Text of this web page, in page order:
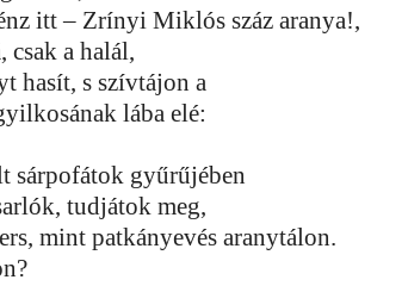
itt – Zrínyi Miklós száz aranya!,
csak a halál,
hasít, s szívtájon a
lába elé:
sárpofátok gyűrűjében
tudjátok meg,
mint patkányevés aranytálon.